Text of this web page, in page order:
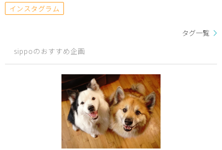
インスタグラム
タグ一覧
sippoのおすすめ企画